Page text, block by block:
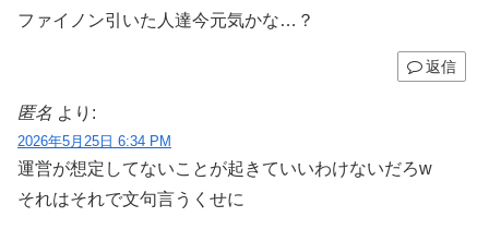
ファイノン引いた人達今元気かな…？
返信
匿名 より:
2026年5月25日 6:34 PM
運営が想定してないことが起きていいわけないだろw
それはそれで文句言うくせに